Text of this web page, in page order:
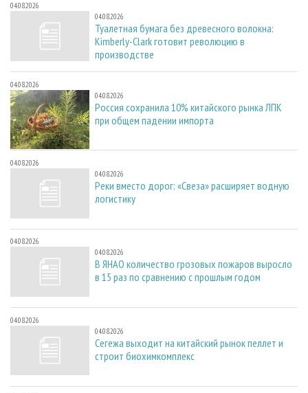
04.08.2026
04.08.2026
Туалетная бумага без древесного волокна:
Kimberly-Clark готовит революцию в
производстве
04.08.2026
04.08.2026
Россия сохранила 10% китайского рынка ЛПК
при общем падении импорта
04.08.2026
04.08.2026
Реки вместо дорог: «Свеза» расширяет водную
логистику
04.08.2026
04.08.2026
В ЯНАО количество грозовых пожаров выросло
в 15 раз по сравнению с прошлым годом
04.08.2026
04.08.2026
Сегежа выходит на китайский рынок пеллет и
строит биохимкомплекс